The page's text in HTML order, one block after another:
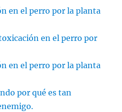
en el perro por la planta
en el perro por
en el perro por la planta
por qué es tan